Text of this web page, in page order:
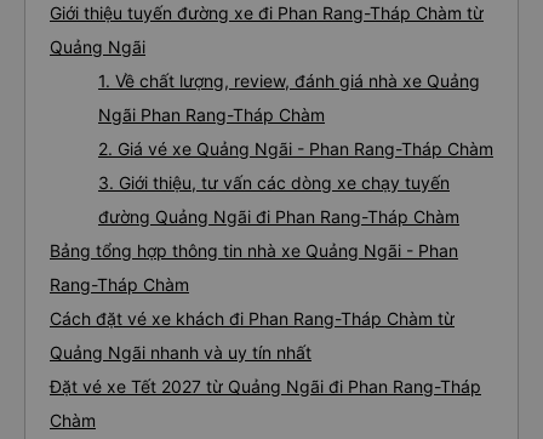
Giới thiệu tuyến đường xe đi Phan Rang-Tháp Chàm từ
Quảng Ngãi
1. Về chất lượng, review, đánh giá nhà xe Quảng
Ngãi Phan Rang-Tháp Chàm
2. Giá vé xe Quảng Ngãi - Phan Rang-Tháp Chàm
3. Giới thiệu, tư vấn các dòng xe chạy tuyến
đường Quảng Ngãi đi Phan Rang-Tháp Chàm
Bảng tổng hợp thông tin nhà xe Quảng Ngãi - Phan
Rang-Tháp Chàm
Cách đặt vé xe khách đi Phan Rang-Tháp Chàm từ
Quảng Ngãi nhanh và uy tín nhất
Đặt vé xe Tết 2027 từ Quảng Ngãi đi Phan Rang-Tháp
Chàm